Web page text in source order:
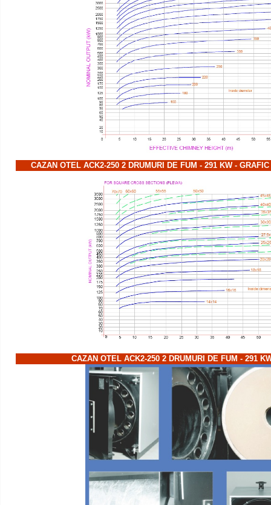
CAZAN OTEL ACK2-250 2 DRUMURI DE FUM - 291 KW -
CAZAN OTEL ACK2-250 2 DRUMURI DE FUM - 291